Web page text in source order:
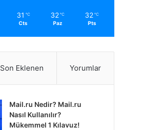
31 ℃
Cts
32 ℃
Paz
32 ℃
Pts
Son Eklenen Yorumlar
Mail.ru Nedir? Mail.ru
Nasıl Kullanılır?
Mükemmel 1 Kılavuz!